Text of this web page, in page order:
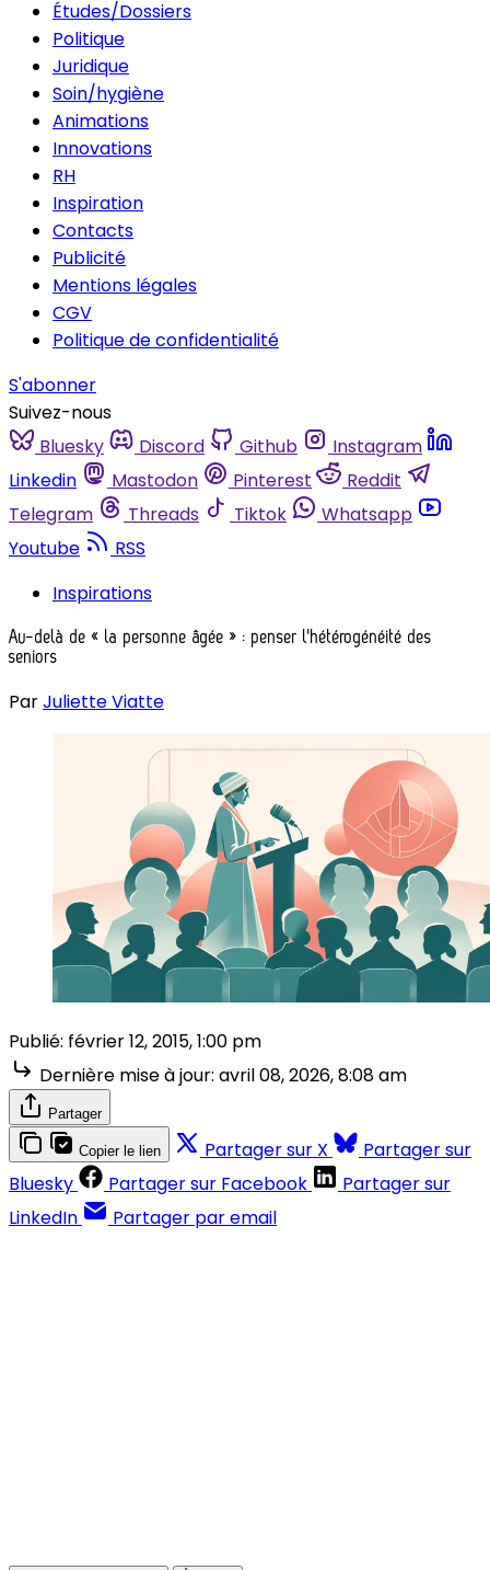
Études/Dossiers
Politique
Juridique
Soin/hygiène
Animations
Innovations
RH
Inspiration
Contacts
Publicité
Mentions légales
CGV
Politique de confidentialité
S'abonner
Suivez-nous
Bluesky
Discord Github
Instagram
Linkedin
Mastodon Pinterest
Reddit
Telegram
Threads Tiktok
Whatsapp
Youtube
RSS
Inspirations
Au-delà de « la personne âgée » : penser l'hétérogénéité des
seniors
ParJuliette Viatte
Publié: février 12, 2015, 1:00 pm
Dernière mise à jour: avril 08, 2026, 8:08 am
Partager
Copier le lien Partager sur X
Partager sur
Bluesky
Partager sur Facebook
Partager sur
LinkedIn
Partager par email